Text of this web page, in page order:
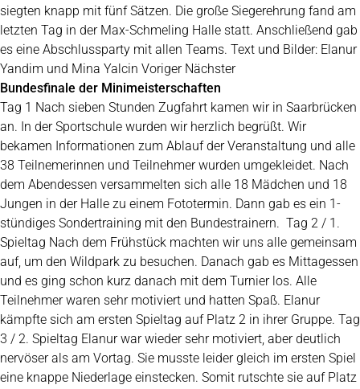
siegten knapp mit fünf Sätzen. Die große Siegerehrung fand am
letzten Tag in der Max-Schmeling Halle statt. Anschließend gab
es eine Abschlussparty mit allen Teams. Text und Bilder: Elanur
Yandim und Mina Yalcin Voriger Nächster
Bundesfinale der Minimeisterschaften
Tag 1 Nach sieben Stunden Zugfahrt kamen wir in Saarbrücken
an. In der Sportschule wurden wir herzlich begrüßt. Wir
bekamen Informationen zum Ablauf der Veranstaltung und alle
38 Teilnemerinnen und Teilnehmer wurden umgekleidet. Nach
dem Abendessen versammelten sich alle 18 Mädchen und 18
Jungen in der Halle zu einem Fototermin. Dann gab es ein 1-
stündiges Sondertraining mit den Bundestrainern. Tag 2 / 1.
Spieltag Nach dem Frühstück machten wir uns alle gemeinsam
auf, um den Wildpark zu besuchen. Danach gab es Mittagessen
und es ging schon kurz danach mit dem Turnier los. Alle
Teilnehmer waren sehr motiviert und hatten Spaß. Elanur
kämpfte sich am ersten Spieltag auf Platz 2 in ihrer Gruppe. Tag
3 / 2. Spieltag Elanur war wieder sehr motiviert, aber deutlich
nervöser als am Vortag. Sie musste leider gleich im ersten Spiel
eine knappe Niederlage einstecken. Somit rutschte sie auf Platz